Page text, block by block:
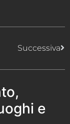
Successiva
e